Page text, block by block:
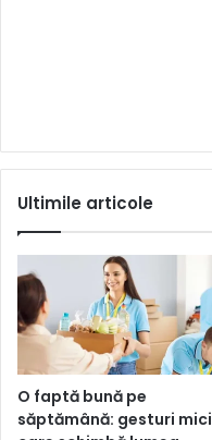
Ultimile articole
O faptă bună pe
săptămână: gesturi mici